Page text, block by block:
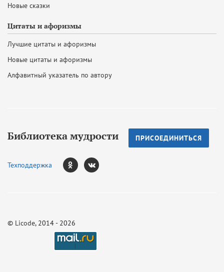
Новые сказки
Цитаты и афоризмы
Лучшие цитаты и афоризмы
Новые цитаты и афоризмы
Алфавитный указатель по автору
Библиотека мудрости ПРИСОЕДИНИТЬСЯ
Техподдержка
© Licode, 2014 - 2026